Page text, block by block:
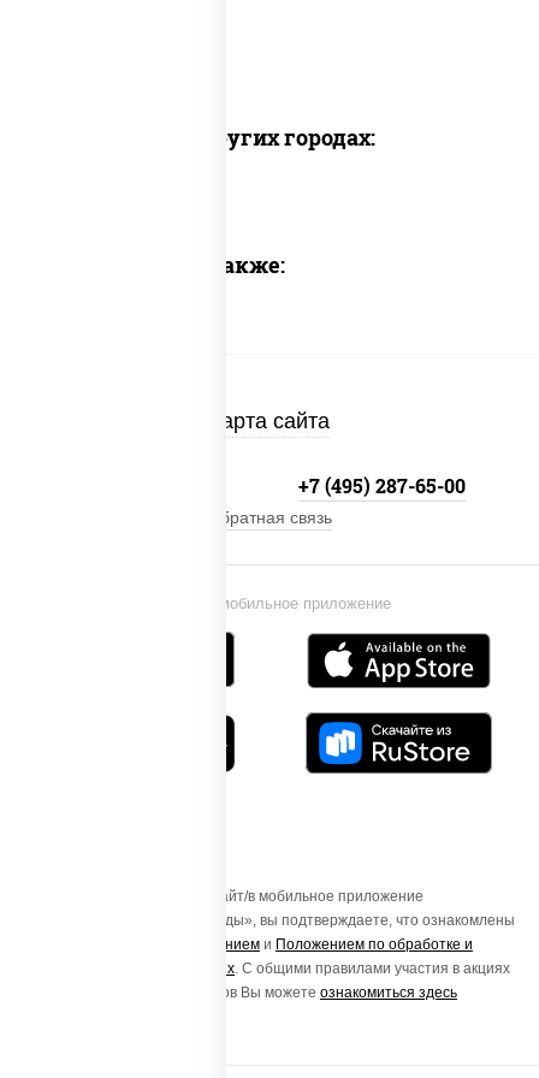
Доставка в других городах:
Предлагаем также:
Карта сайта
Установи мобильное приложение
+7 (495) 287-65-00
Обратная связь
Осуществляя вход на этот Сайт/в мобильное приложение
«ПиццаСушиВок - доставка еды», вы подтверждаете, что ознакомлены
Пользовательским соглашением и Положением по обработке и
защите персональных данных. С общими правилами участия в акциях
и порядке получения подарков Вы можете ознакомиться здесь